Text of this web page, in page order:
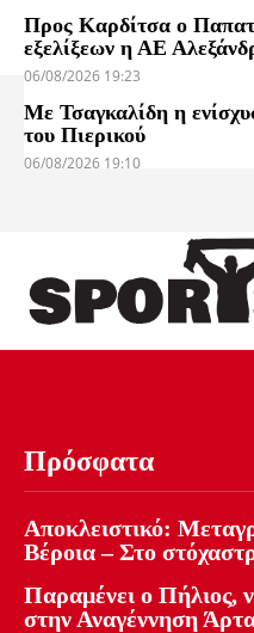
Προς Καρδίτσα ο
εξελίξεων η ΑΕ
06/08/2026 19:23
Με Τσαγκαλίδη η
του Πιερικού
06/08/2026 19:10
Πρόσφατα
Αποκλειστικό:
Βέροια – Στο
Παραμένει ο Πήλιος,
στην Αναγέννηση